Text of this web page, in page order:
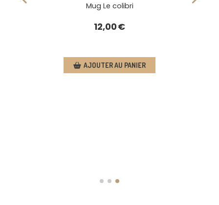
Mug